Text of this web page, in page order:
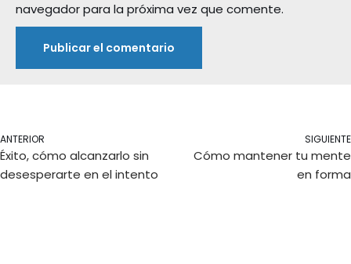
navegador para la próxima vez que comente.
ANTERIOR
Éxito, cómo alcanzarlo sin
desesperarte en el intento
SIGUIENTE
Cómo mantener tu mente
en forma